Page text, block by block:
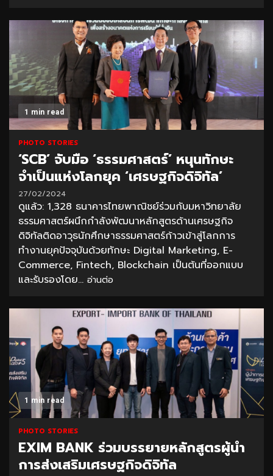
1 min read
PHOTO STORIES
‘SCB’ จับมือ ‘ธรรมศาสตร์’ หนุนทักษะ
จำเป็นแห่งโลกยุค ‘เศรษฐกิจดิจิทัล’
27/02/2024
ดูแล้ว: 1,328 ธนาคารไทยพาณิชย์ร่วมกับมหาวิทยาลัย
ธรรมศาสตร์ผนึกกำลังพัฒนาหลักสูตรด้านเศรษฐกิจ
ดิจิทัลติดอาวุธนักศึกษาธรรมศาสตร์ก้าวเข้าสู่โลกการ
ทำงานยุคปัจจุบันด้วยทักษะ Digital Marketing, E-
Commerce, Fintech, Blockchain เป็นต้นที่ออกแบบ
และรับรองโดย... อ่านต่อ
1 min read
PHOTO STORIES
EXIM BANK ร่วมบรรยายหลักสูตรผู้นำ
การส่งเสริมเศรษฐกิจดิจิทัล